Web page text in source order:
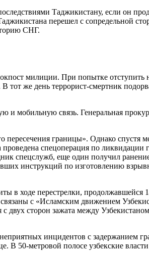
Таджикистану, если он
перешел с сопредельной
СНГ.
милиции. При попытке отступить
тот же день террорист-смертник
и мобильную связь. Генеральная
пересечения границы». Однако спустя
спецоперация по
спецслужб, еще один получил
инструкций по изготовлению
в ходе перестрелки, продолжавшейся
связаны с «Исламским движением
двух сторон зажата между
инцидентов с задержанием
В 50-метровой полосе узбекские